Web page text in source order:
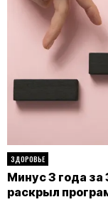
ЗДОРОВЬЕ
Минус 3 года
раскрыл